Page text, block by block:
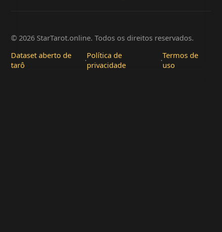
© 2026 StarTarot.online. Todos os direitos reservados.
Dataset aberto de
tarô
·Política de
privacidade
·Termos de
uso